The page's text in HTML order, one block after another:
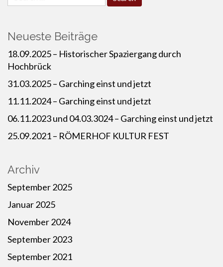
for:
Neueste Beiträge
18.09.2025 – Historischer Spaziergang durch
Hochbrück
31.03.2025 – Garching einst und jetzt
11.11.2024 – Garching einst und jetzt
06.11.2023 und 04.03.3024 – Garching einst und jetzt
25.09.2021 – RÖMERHOF KULTUR FEST
Archiv
September 2025
Januar 2025
November 2024
September 2023
September 2021